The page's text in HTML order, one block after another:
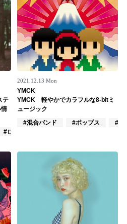
テ
情
#ロック
2021.12.13 Mon
YMCK
YMCK 軽やかでカラフルな8-bitミ
ュージック
#混合バンド
#ポップス